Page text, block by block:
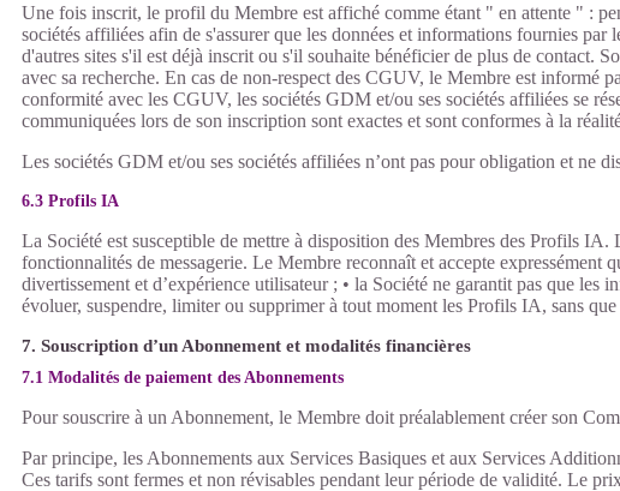
Une fois inscrit, le profil du Membre est affiché comme étant " en attente " :
sociétés affiliées afin de s'assurer que les données et informations fournies
d'autres sites s'il est déjà inscrit ou s'il souhaite bénéficier de plus de contact.
avec sa recherche. En cas de non-respect des CGUV, le Membre est
conformité avec les CGUV, les sociétés GDM et/ou ses sociétés affiliées se
communiquées lors de son inscription sont exactes et sont conformes à la
Les sociétés GDM et/ou ses sociétés affiliées n’ont pas pour obligation et ne
6.3 Profils IA
La Société est susceptible de mettre à disposition des Membres des Profils
fonctionnalités de messagerie. Le Membre reconnaît et accepte
divertissement et d’expérience utilisateur ; • la Société ne garantit pas que les
évoluer, suspendre, limiter ou supprimer à tout moment les Profils IA, sans
7. Souscription d’un Abonnement et modalités financières
7.1 Modalités de paiement des Abonnements
Pour souscrire à un Abonnement, le Membre doit préalablement créer son
Par principe, les Abonnements aux Services Basiques et aux Services
Ces tarifs sont fermes et non révisables pendant leur période de validité. Le